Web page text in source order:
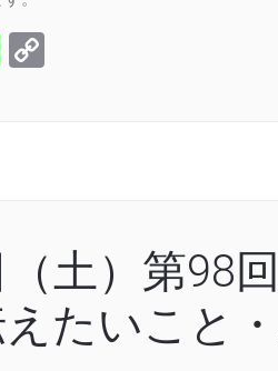
Line
土）第98
えたいこと